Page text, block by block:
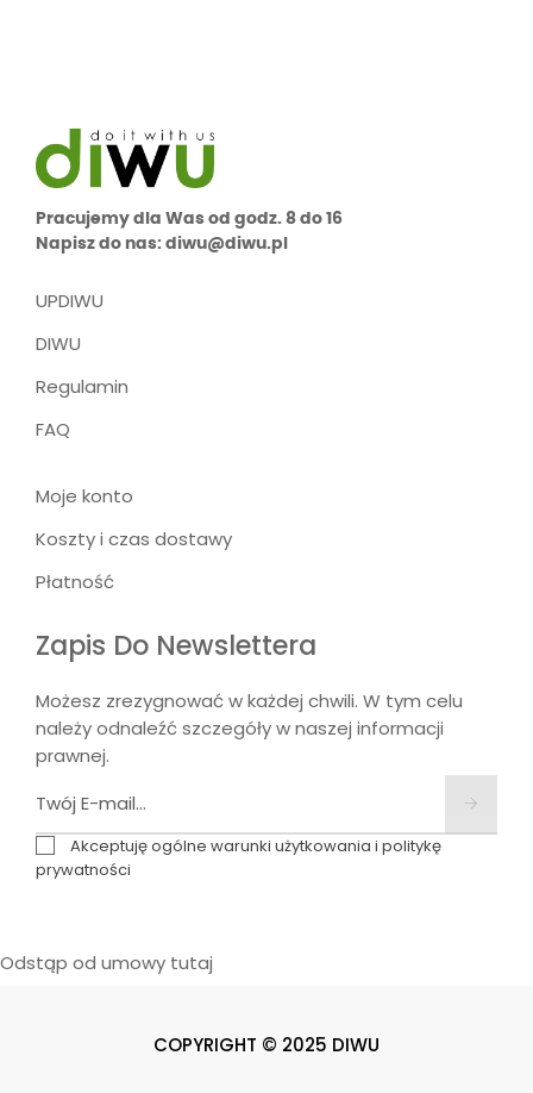
Pracujemy dla Was od godz. 8 do 16
Napisz do nas: diwu@diwu.pl
UPDIWU
DIWU
Regulamin
FAQ
Moje konto
Koszty i czas dostawy
Płatność
Zapis Do Newslettera
Możesz zrezygnować w każdej chwili. W tym celu
należy odnaleźć szczegóły w naszej informacji
prawnej.
Akceptuję ogólne warunki użytkowania i politykę
prywatności
Odstąp od umowy tutaj
COPYRIGHT © 2025 DIWU